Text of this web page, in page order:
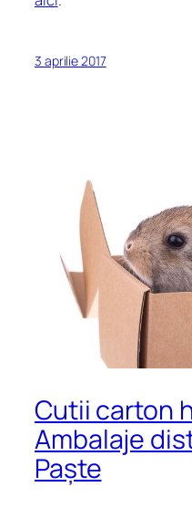
3 aprilie 2017
Cutii carton
Ambalaje
Paşte